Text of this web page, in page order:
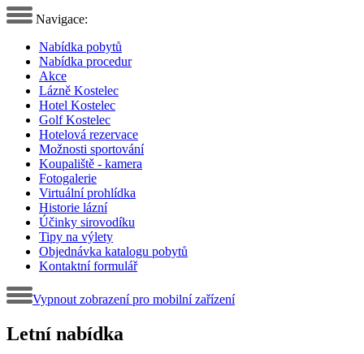
Navigace:
Nabídka pobytů
Nabídka procedur
Akce
Lázně Kostelec
Hotel Kostelec
Golf Kostelec
Hotelová rezervace
Možnosti sportování
Koupaliště - kamera
Fotogalerie
Virtuální prohlídka
Historie lázní
Účinky sirovodíku
Tipy na výlety
Objednávka katalogu pobytů
Kontaktní formulář
Vypnout zobrazení pro mobilní zařízení
Letní nabídka